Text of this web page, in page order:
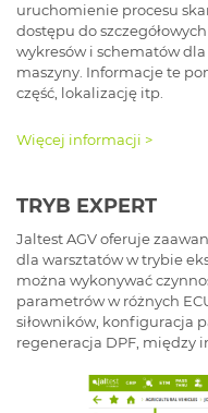
uruchomienie procesu
dostępu do
wykresów i schematów
maszyny. Informacje te
część, lokalizację itp.
Więcej informacji >
TRYB EXPERT
Jaltest AGV oferuje
dla warsztatów w trybie
można wykonywać
parametrów w różnych
siłowników, konfiguracja
regeneracja DPF, między